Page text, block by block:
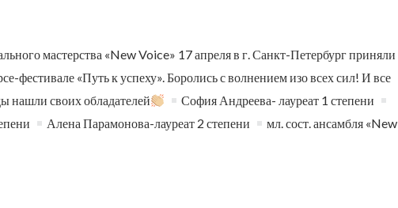
мастерства «New Voice» 17 апреля в г. Санкт-Петербург приняли
фестивале «Путь к успеху». Боролись с волнением изо всех сил! И все
нашли своих обладателей
София Андреева- лауреат 1 степени
Алена Парамонова-лауреат 2 степени
мл. сост. ансамбля «New